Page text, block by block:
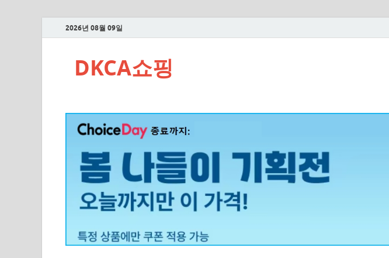
2026년 08월 09일
DKCA쇼핑